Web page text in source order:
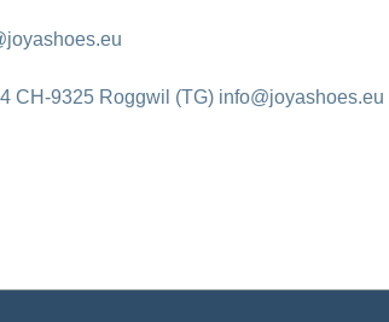
CH-9325 Roggwil (TG) info@joyashoes.eu